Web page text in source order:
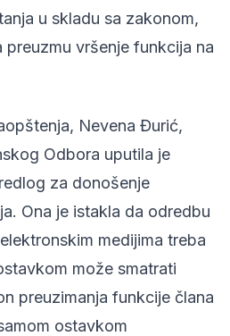
u skladu sa zakonom,
vršenje funkcija na
Nevena Đurić,
Odbora uputila je
za donošenje
Ona je istakla da odredbu
medijima treba
može smatrati
preuzimanja funkcije člana
ostavkom